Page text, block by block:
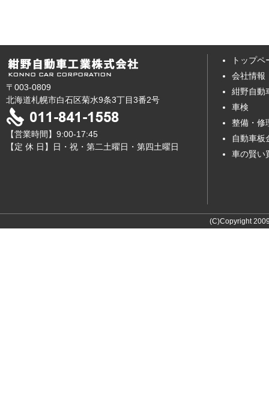
〒003-0809
北海道札幌市白石区菊水9条3丁目3番2号
【営業時間】9:00-17:45
【定 休 日】日・祝・第二土曜日・第四土曜日
トップペ
会社情報
紺野自動
車検
整備・修
自動車板
車の賢い
(C)Copyright